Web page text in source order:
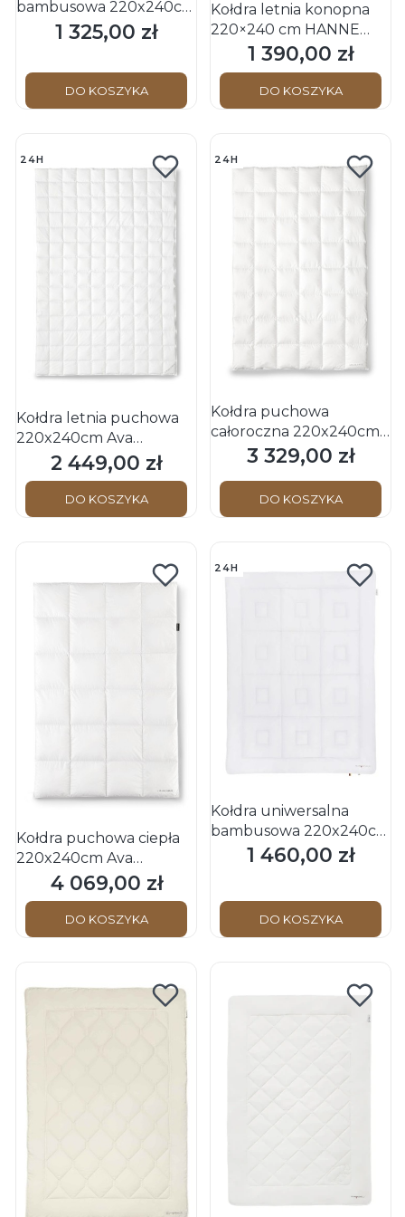
bambusowa 220x240cm
BIANCA Light
Schwarzwald OBB
Cena
1 325,00 zł
DO KOSZYKA
Kołdra letnia konopna
220×240 cm HANNE
Hemp BIO Schwarzwald
OBB
Cena
1 390,00 zł
DO KOSZYKA
24H
Kołdra letnia puchowa
220x240cm Ava
Summer OBB
Schwarzwald (100%
Cena
2 449,00 zł
DO KOSZYKA
24H
Kołdra puchowa
całoroczna 220x240cm
Ava Medium OBB
Schwarzwald (100%
puch)
Cena
3 329,00 zł
DO KOSZYKA
Kołdra puchowa ciepła
220x240cm Ava
Medium OBB
Schwarzwald (100%
Cena
4 069,00 zł
DO KOSZYKA
24H
Kołdra uniwersalna
bambusowa 220x240cm
BIANCA Mono
Schwarzwald OBB
Cena
1 460,00 zł
DO KOSZYKA